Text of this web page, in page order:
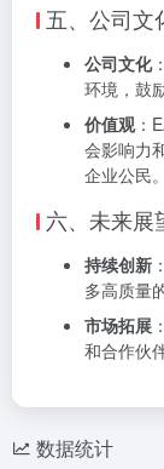
五、公司文
公司文化
环境，鼓
价值观：
会影响力
企业公民。
六、未来展
持续创新
多高质量
市场拓展
和合作伙
数据统计